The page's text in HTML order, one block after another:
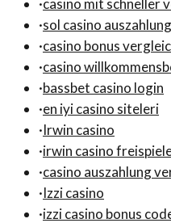
·casino mit schneller
·sol casino auszahlung
·casino bonus
·casino
·bassbet casino login
·en iyi casino siteleri
·Irwin casino
·irwin casino
·casino auszahlung
·Izzi casino
·izzi casino bonus